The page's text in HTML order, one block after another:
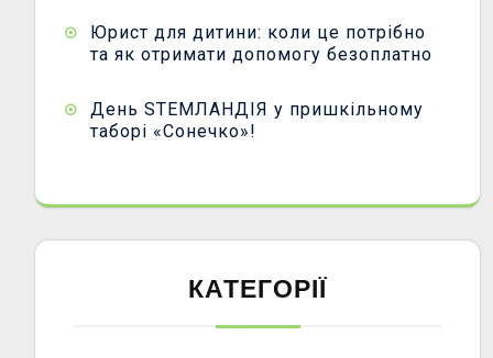
Юрист для дитини: коли це потрібно
та як отримати допомогу безоплатно
День STEMЛАНДІЯ у пришкільному
таборі «Сонечко»!
КАТЕГОРІЇ